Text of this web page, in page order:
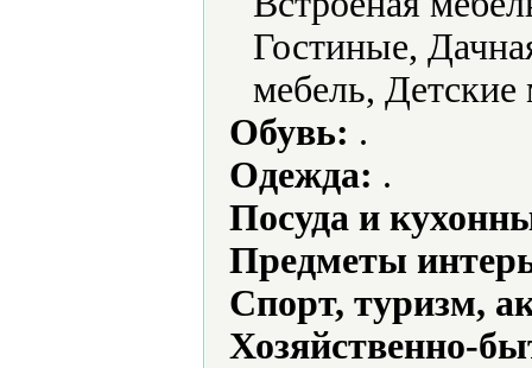
Гостиные,
мебель, Детские
Обувь: .
Одежда: .
Посуда и
Предметы
Спорт, туризм,
Хозяйственно-